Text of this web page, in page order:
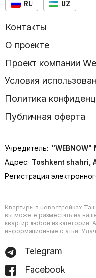
RU UZ
Контакты
О проекте
Проект компании
Условия
Политика
Публичная оферта
Учредитель: "WEBNOW"
Адрес: Toshkent shahri,
Регистрация
Квартиры в новостройках
вы можете разместить на
квартир любой из категорий.
информационные статьи.
Telegram
Facebook